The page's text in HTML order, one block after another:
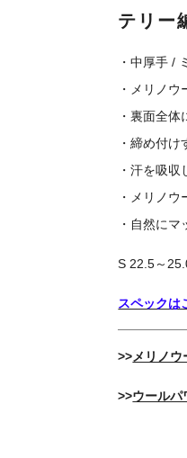
テリー
・中厚手 /
・メリノウ
・裏面全
・締め付
・汗を吸
・メリノ
・自然に
S 22.5～
スペックは
>>メリノ
>>ウールパ